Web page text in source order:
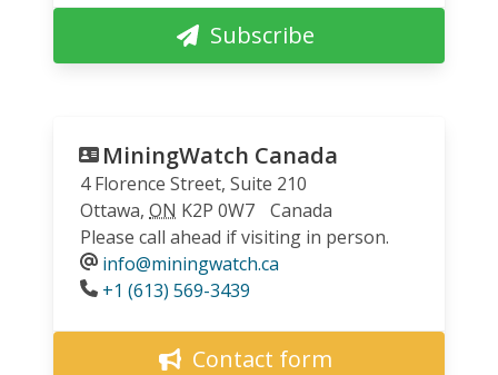
Subscribe
MiningWatch Canada
4 Florence Street, Suite 210
Ottawa, ON K2P 0W7
Canada
Please call ahead if visiting in person.
info@miningwatch.ca
Phone
+1 (613) 569-3439
Contact form